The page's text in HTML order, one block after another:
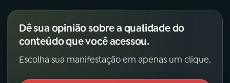
Dê sua opinião sobre a qualidade do
conteúdo que você acessou.
Escolha sua manifestação em apenas um clique.